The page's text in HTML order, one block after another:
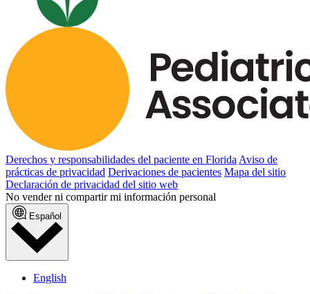
Derechos y responsabilidades del paciente en Florida Aviso de
prácticas de privacidad Derivaciones de pacientes Mapa del sitio
Declaración de privacidad del sitio web
No vender ni compartir mi información personal
Español
English